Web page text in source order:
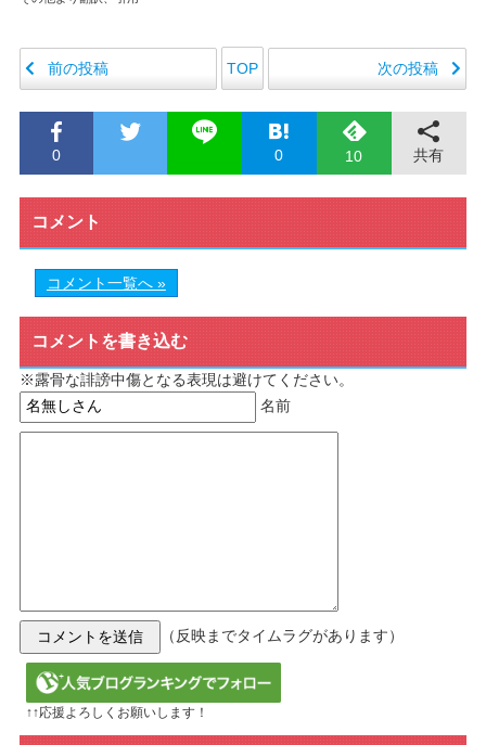
前の投稿 TOP 次の投稿
0 0 10 共有
コメント
コメント一覧へ »
コメントを書き込む
※露骨な誹謗中傷となる表現は避けてください。
名前
（反映までタイムラグがあります）
↑↑応援よろしくお願いします！